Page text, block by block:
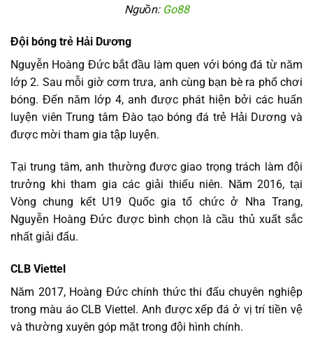
Nguồn: Go88
Đội bóng trẻ Hải Dương
Nguyễn Hoàng Đức bắt đầu làm quen với bóng đá từ năm
lớp 2. Sau mỗi giờ cơm trưa, anh cùng bạn bè ra phố chơi
bóng. Đến năm lớp 4, anh được phát hiện bởi các huấn
luyện viên Trung tâm Đào tạo bóng đá trẻ Hải Dương và
được mời tham gia tập luyện.
Tại trung tâm, anh thường được giao trọng trách làm đội
trưởng khi tham gia các giải thiếu niên. Năm 2016, tại
Vòng chung kết U19 Quốc gia tổ chức ở Nha Trang,
Nguyễn Hoàng Đức được bình chọn là cầu thủ xuất sắc
nhất giải đấu.
CLB Viettel
Năm 2017, Hoàng Đức chính thức thi đấu chuyên nghiệp
trong màu áo CLB Viettel. Anh được xếp đá ở vị trí tiền vệ
và thường xuyên góp mặt trong đội hình chính.